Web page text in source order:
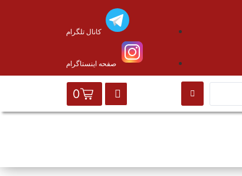
کانال تلگرام
صفحه اینستاگرام
0